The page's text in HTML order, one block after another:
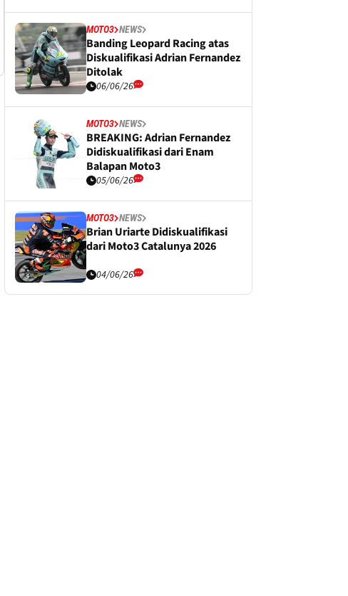
MOTO3 NEWS
Banding Leopard Racing atas
Diskualifikasi Adrian Fernandez
Ditolak
06/06/26
MOTO3 NEWS
BREAKING: Adrian Fernandez
Didiskualifikasi dari Enam
Balapan Moto3
05/06/26
MOTO3 NEWS
Brian Uriarte Didiskualifikasi
dari Moto3 Catalunya 2026
04/06/26